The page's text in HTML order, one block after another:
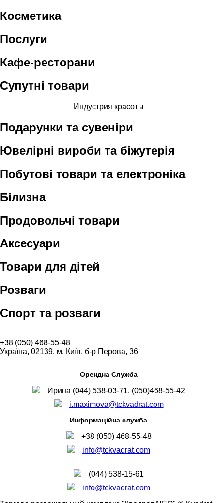
Косметика
Послуги
Кафе-ресторани
Супутні товари
Индустрия красоты
Подарунки та сувеніри
Ювелірні вироби та біжутерія
Побутові товари та електроніка
Білизна
Продовольчі товари
Аксесуари
Товари для дітей
Розваги
Спорт та розваги
+38 (050) 468-55-48
Україна, 02139, м. Київ, б-р Перова, 36
Орендна Служба
Ирина (044) 538-03-71, (050)468-55-42
i.maximova@tckvadrat.com
Информаційна служба
+38 (050) 468-55-48
info@tckvadrat.com
(044) 538-15-61
info@tckvadrat.com